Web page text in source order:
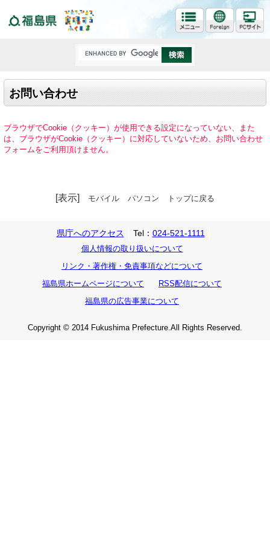
お問い合わせ
ブラウザでCookie（クッキー）が使用できる設定になっていない、また
は、ブラウザがCookie（クッキー）に対応していないため、お問い合わせ
フォームをご利用頂けません。
[表示] モバイル パソコン トップに戻る
県庁へのアクセス Tel： 024-521-1111
個人情報の取り扱いについて
リンク・著作権・免責事項などについて
福島県ホームページについて
RSS配信について
福島県の広告事業について
Copyright © 2014 Fukushima Prefecture.All Rights Reserved.